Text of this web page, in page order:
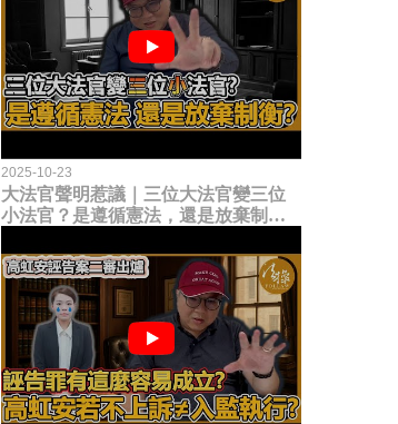
2025-10-23
大法官聲明惹議｜三位大法官變三位
小法官？是遵循憲法，還是放棄制衡